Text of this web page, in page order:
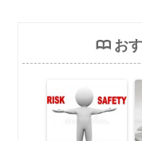
お